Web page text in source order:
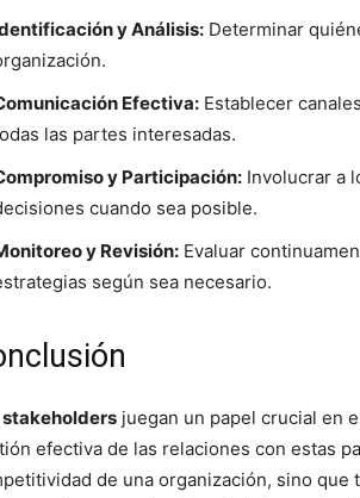
y Análisis: Determinar
Efectiva: Establecer
las partes interesadas.
y Participación: Involucrar a
cuando sea posible.
y Revisión: Evaluar
según sea necesario.
stakeholders juegan un papel crucial en
efectiva de las relaciones con estas
de una organización, sino que